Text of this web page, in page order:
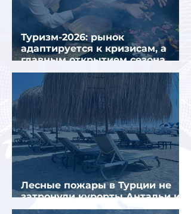
Туризм-2026: рынок
адаптируется к кризисам, а
главным открытием сезона
стал Вьетнам
Лесные пожары в Турции не
затронули курорты Антальи и
Муглы